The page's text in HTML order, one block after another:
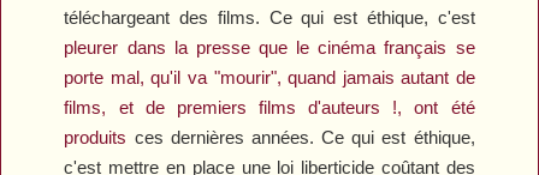
téléchargeant des films. Ce qui est éthique, c'est
pleurer dans la presse que le cinéma français se
porte mal, qu'il va "mourir", quand jamais autant de
films, et de premiers films d'auteurs !, ont été
produits ces dernières années. Ce qui est éthique,
c'est mettre en place une loi liberticide coûtant des